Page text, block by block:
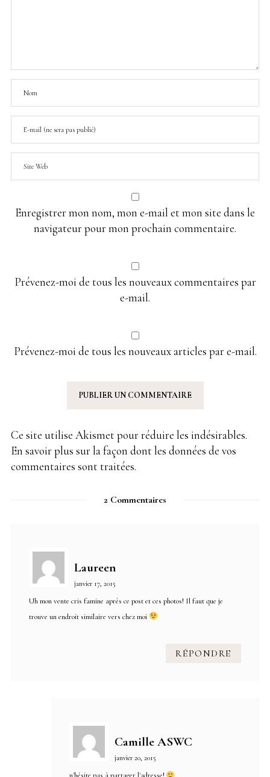
Enregistrer mon nom, mon e-mail et mon site dans le
navigateur pour mon prochain commentaire.
Prévenez-moi de tous les nouveaux commentaires par
e-mail.
Prévenez-moi de tous les nouveaux articles par e-mail.
Ce site utilise Akismet pour réduire les indésirables.
En savoir plus sur la façon dont les données de vos
commentaires sont traitées.
2 Commentaires
Laureen
janvier 17, 2015
Uh mon vente cris famine après ce post et ces photos! Il faut que je
trouve un endroit similaire vers chez moi
RÉPONDRE
Camille ASWC
janvier 20, 2015